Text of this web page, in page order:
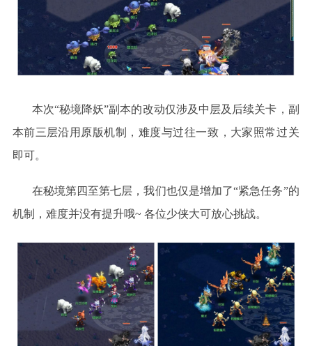
本次“秘境降妖”副本的改动仅涉及中层及后续关卡，副
本前三层沿用原版机制， 难度与过往一致 ， 大家照常过关
即可。
在秘境第四至第七层，我们也仅是增加了“紧急任务”的
机制， 难度并没有提升哦~ 各位少侠大可放心挑战。